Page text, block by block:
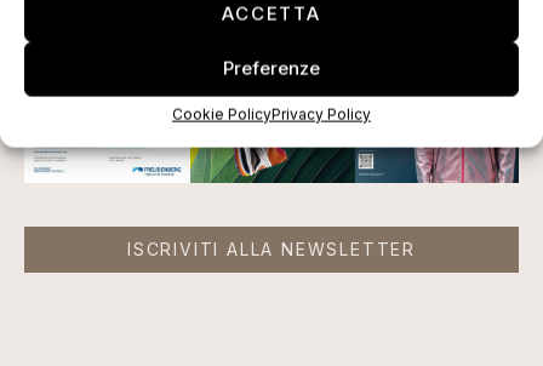
ACCETTA
Preferenze
Cookie PolicyPrivacy Policy
ISCRIVITI ALLA NEWSLETTER